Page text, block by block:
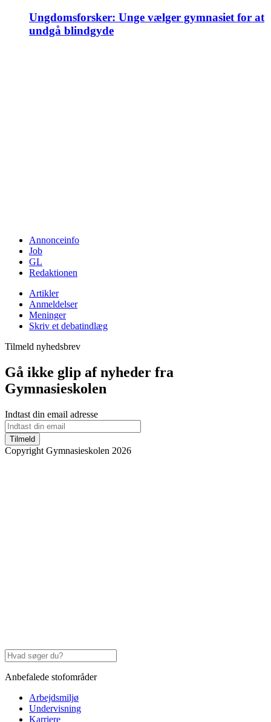
Ungdomsforsker: Unge vælger gymnasiet for at
undgå blindgyde
Annonceinfo
Job
GL
Redaktionen
Artikler
Anmeldelser
Meninger
Skriv et debatindlæg
Tilmeld nyhedsbrev
Gå ikke glip af nyheder fra
Gymnasieskolen
Indtast din email adresse
Tilmeld
Copyright Gymnasieskolen 2026
Anbefalede stofområder
Arbejdsmiljø
Undervisning
Karriere